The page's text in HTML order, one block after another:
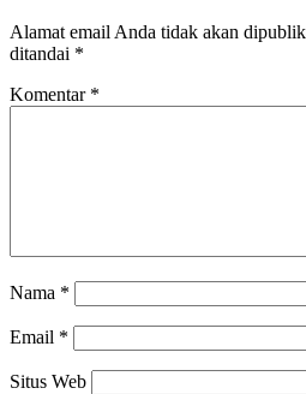
Alamat email Anda tidak akan
ditandai *
Komentar *
Nama *
Email *
Situs Web